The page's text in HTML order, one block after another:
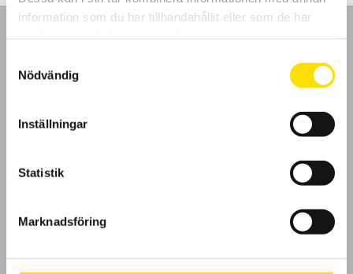
information som du har tillhandahållit eller som de har
Nödvändig
Inställningar
Statistik
Marknadsföring
Kundundersökning